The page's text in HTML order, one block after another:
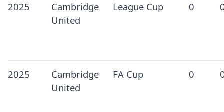
2025
Cambridge
United
League Cup 0
2025
Cambridge
United
FA Cup 0